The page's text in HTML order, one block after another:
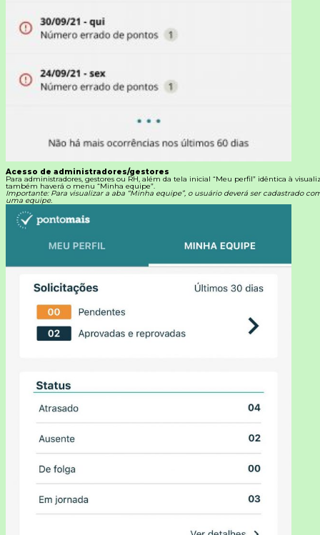
Acesso de administradores/gestores
Para administradores, gestores ou RH, além da tela inicial “Meu perfil” idêntica à
também haverá o menu “Minha equipe”.
Importante: Para visualizar a aba “Minha equipe”, o usuário deverá ser cadastrado
uma equipe.